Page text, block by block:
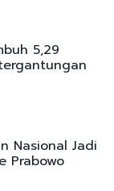
5,29
Nasional Jadi
Prabowo